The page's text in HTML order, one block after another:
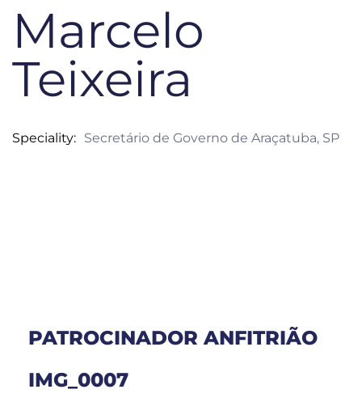
Marcelo
Teixeira
Speciality Secretário de Governo de Araçatuba, SP
PATROCINADOR ANFITRIÃO
IMG_0007